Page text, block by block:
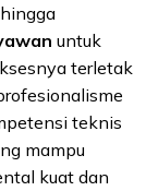
untuk
terletak
teknis
mampu
kuat dan